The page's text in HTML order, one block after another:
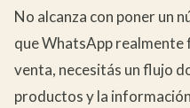
No alcanza con poner un
que WhatsApp realmente
venta, necesitás un flujo
productos y la